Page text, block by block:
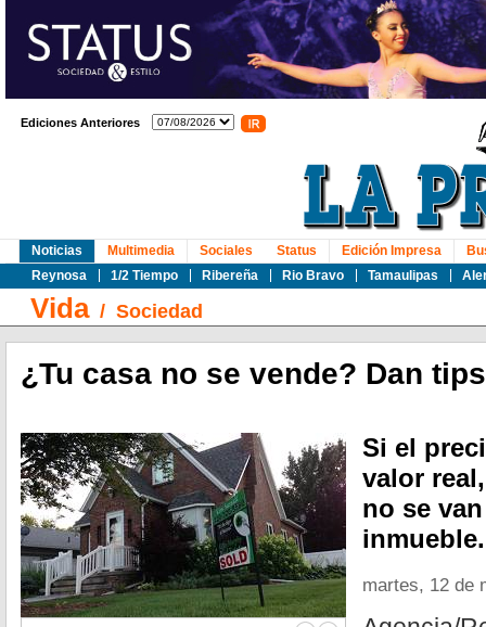
Ediciones Anteriores
Noticias
Reynosa
1/2 Tiempo Ribereña Rio Bravo Tamaulipas
Multimedia Sociales Status Edición Impresa
Vida/ Sociedad
¿Tu casa no se vende? Dan
Si el
valor
no se
inmueble.
martes, 12 de